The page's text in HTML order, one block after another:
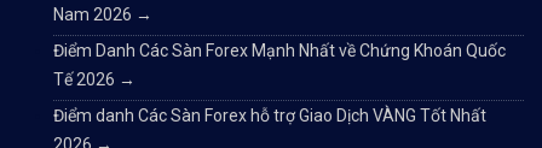
Nam 2026 →
Điểm Danh Các Sàn Forex Mạnh Nhất về Chứng Khoán Quốc
Tế 2026 →
Điểm danh Các Sàn Forex hỗ trợ Giao Dịch VÀNG Tốt Nhất